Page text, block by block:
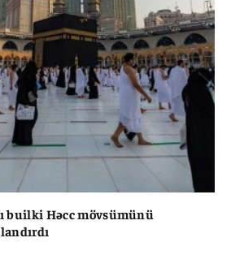
builki Həcc mövsümünü